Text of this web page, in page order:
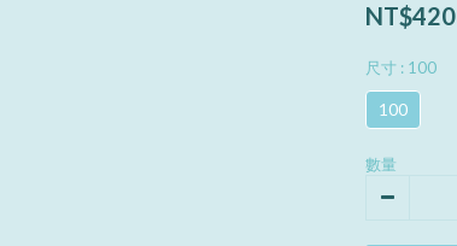
NT$420
尺寸 : 100
100
數量